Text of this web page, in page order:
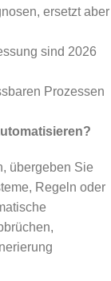
ersetzt aber
sind 2026
Prozessen
übergeben Sie
Regeln oder